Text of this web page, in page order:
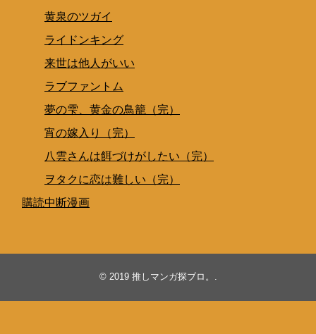
黄泉のツガイ
ライドンキング
来世は他人がいい
ラブファントム
夢の雫、黄金の鳥籠（完）
宵の嫁入り（完）
八雲さんは餌づけがしたい（完）
ヲタクに恋は難しい（完）
購読中断漫画
© 2019 推しマンガ探ブロ。